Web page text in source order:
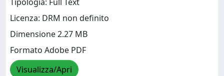
Licenza: DRM non definito
Dimensione 2.27 MB
Formato Adobe PDF
Visualizza/Apri